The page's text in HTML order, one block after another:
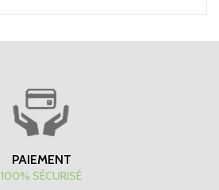
PAIEMENT
100% SÉCURISÉ